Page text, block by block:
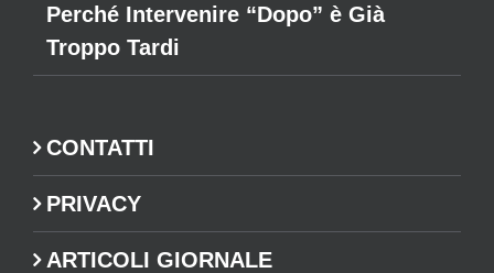
Perché Intervenire “Dopo” è Già
Troppo Tardi
CONTATTI
PRIVACY
ARTICOLI GIORNALE